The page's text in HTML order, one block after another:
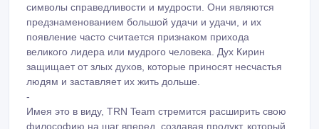
символы справедливости и мудрости. Они являются
предзнаменованием большой удачи и удачи, и их
появление часто считается признаком прихода
великого лидера или мудрого человека. Дух Кирин
защищает от злых духов, которые приносят несчастья
людям и заставляет их жить дольше.
-
Имея это в виду, TRN Team стремится расширить свою